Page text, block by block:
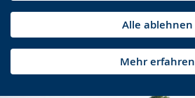
Alle ablehnen
Mehr erfahren